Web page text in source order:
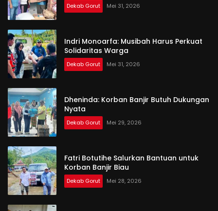
Dekab Gorut Mei 31, 2026
Indri Monoarfa: Musibah Harus Perkuat
Solidaritas Warga
Dekab Gorut Mei 31, 2026
Dheninda: Korban Banjir Butuh Dukungan
Nyata
Dekab Gorut Mei 29, 2026
Fatri Botutihe Salurkan Bantuan untuk
Korban Banjir Biau
Dekab Gorut Mei 28, 2026